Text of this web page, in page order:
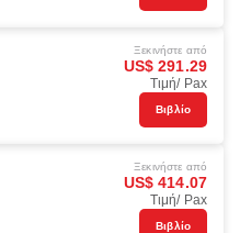
Ξεκινήστε από
US$ 291.29
Τιμή/ Pax
Βιβλίο
Ξεκινήστε από
US$ 414.07
Τιμή/ Pax
Βιβλίο